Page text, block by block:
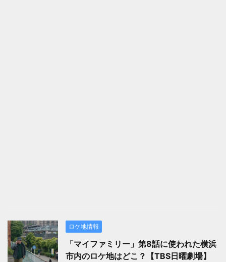
ロケ地情報
「マイファミリー」第8話に使われた横浜
市内のロケ地はどこ？【TBS日曜劇場】